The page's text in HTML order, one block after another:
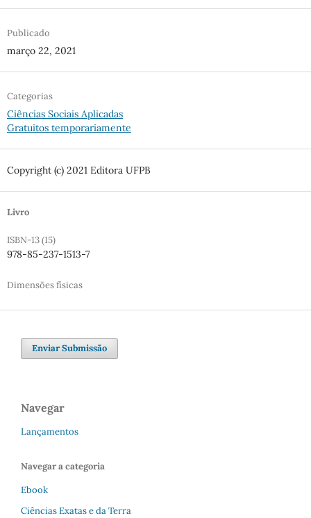
Publicado
março 22, 2021
Categorias
Ciências Sociais Aplicadas
Gratuitos temporariamente
Copyright (c) 2021 Editora UFPB
Livro
ISBN-13 (15)
978-85-237-1513-7
Dimensões físicas
Enviar Submissão
Navegar
Lançamentos
Navegar a categoria
Ebook
Ciências Exatas e da Terra